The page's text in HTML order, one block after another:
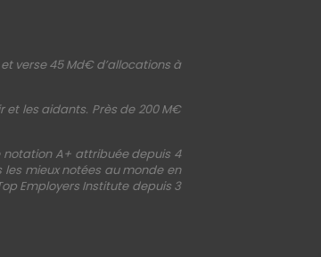
verse 45 Md€ d’allocations à
les aidants. Près de 200 M€
notation A+ attribuée depuis 4
mieux notées au monde en
Employers Institute depuis 3